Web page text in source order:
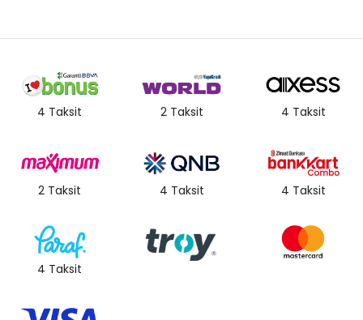
4 Taksit 2 Taksit 4 Taksit
2 Taksit 4 Taksit 4 Taksit
4 Taksit